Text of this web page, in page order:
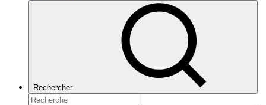
Rechercher